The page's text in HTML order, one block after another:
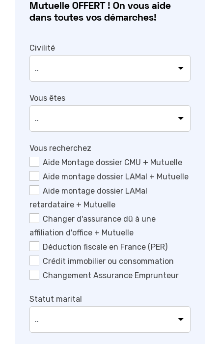
Mutuelle OFFERT ! On vous aide
dans toutes vos démarches!
Civilité
Vous êtes
Vous recherchez
Aide Montage dossier CMU + Mutuelle
Aide montage dossier LAMal + Mutuelle
Aide montage dossier LAMal
retardataire + Mutuelle
Changer d'assurance dû à une
affiliation d'office + Mutuelle
Déduction fiscale en France (PER)
Crédit immobilier ou consommation
Changement Assurance Emprunteur
Statut marital